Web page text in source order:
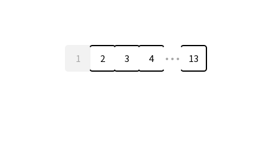
1 2 3 4 … 13